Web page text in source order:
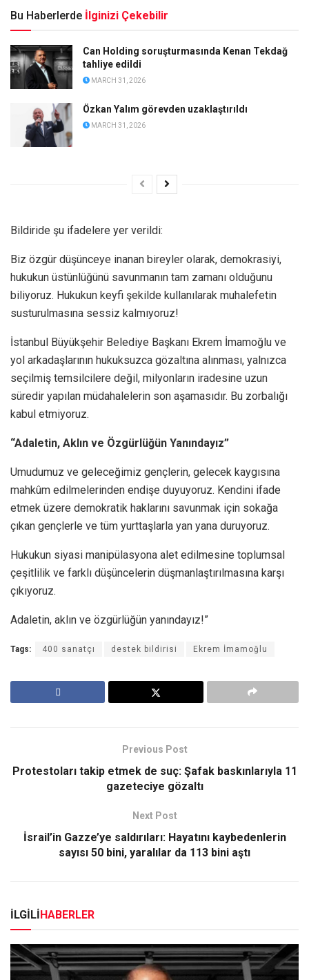
Bu Haberlerde İlginizi Çekebilir
Can Holding soruşturmasında Kenan Tekdağ
tahliye edildi
MARCH 31, 2026
Özkan Yalım görevden uzaklaştırıldı
MARCH 31, 2026
Bildiride şu ifadelere yer verildi:
Biz özgür düşünceye inanan bireyler olarak, demokrasiyi,
hukukun üstünlüğünü savunmanın tam zamanı olduğunu
biliyoruz. Hukukun keyfi şekilde kullanılarak muhalefetin
susturulmasına sessiz kalmıyoruz!
İstanbul Büyükşehir Belediye Başkanı Ekrem İmamoğlu ve
yol arkadaşlarının hukuksuzca gözaltına alınması, yalnızca
seçilmiş temsilcilere değil, milyonların iradesine uzun
süredir yapılan müdahalelerin son aşamasıdır. Bu zorbalığı
kabul etmiyoruz.
“Adaletin, Aklın ve Özgürlüğün Yanındayız”
Umudumuz ve geleceğimiz gençlerin, gelecek kaygısına
mahkûm edilmelerinden endişe duyuyoruz. Kendini ifade
etmek üzere demokratik haklarını savunmak için sokağa
çıkan gençlerle ve tüm yurttaşlarla yan yana duruyoruz.
Hukukun siyasi manipülasyona alet edilmesine toplumsal
çeşitlilik ve farklı düşüncelerin düşmanlaştırılmasına karşı
çıkıyoruz.
Adaletin, aklın ve özgürlüğün yanındayız!”
Tags: 400 sanatçı destek bildirisi Ekrem İmamoğlu
Previous Post
Protestoları takip etmek de suç: Şafak baskınlarıyla 11
gazeteciye gözaltı
Next Post
İsrail’in Gazze’ye saldırıları: Hayatını kaybedenlerin
sayısı 50 bini, yaralılar da 113 bini aştı
İLGİLİ HABERLER